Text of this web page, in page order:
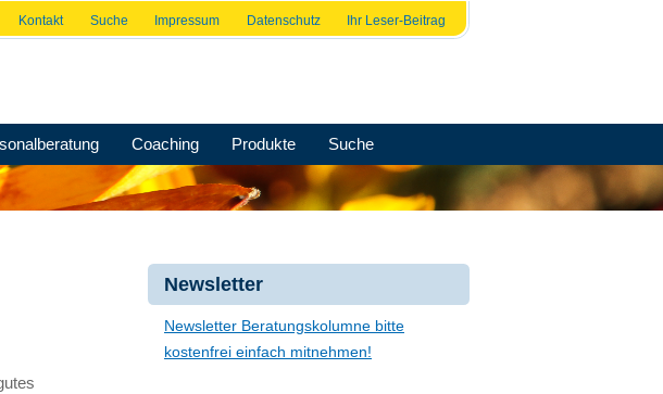
Kontakt Suche Impressum Datenschutz Ihr Leser-Beitrag
Coaching Produkte Suche
Newsletter
Newsletter Beratungskolumne bitte
kostenfrei einfach mitnehmen!